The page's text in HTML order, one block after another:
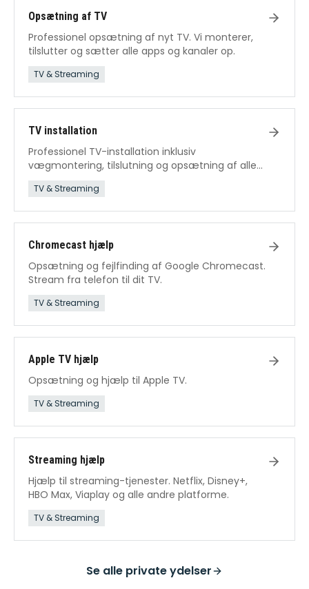
Opsætning af TV
Professionel opsætning af nyt TV. Vi monterer,
tilslutter og sætter alle apps og kanaler op.
TV & Streaming
TV installation
Professionel TV-installation inklusiv
vægmontering, tilslutning og opsætning af alle
funktioner.
TV & Streaming
Chromecast hjælp
Opsætning og fejlfinding af Google Chromecast.
Stream fra telefon til dit TV.
TV & Streaming
Apple TV hjælp
Opsætning og hjælp til Apple TV.
TV & Streaming
Streaming hjælp
Hjælp til streaming-tjenester. Netflix, Disney+,
HBO Max, Viaplay og alle andre platforme.
TV & Streaming
Se alle private ydelser